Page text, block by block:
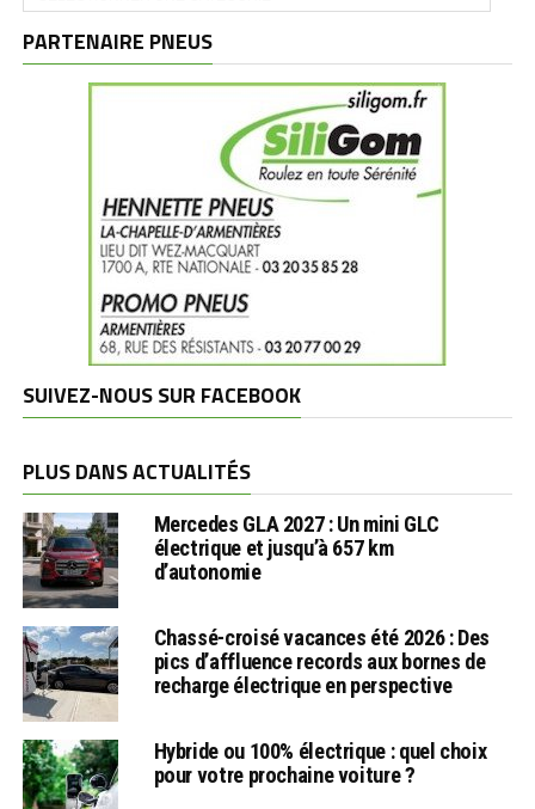
et
PARTENAIRE PNEUS
SUIVEZ-NOUS SUR FACEBOOK
PLUS DANS ACTUALITÉS
Mercedes GLA 2027 : Un mini GLC
électrique et jusqu’à 657 km
d’autonomie
Chassé-croisé vacances été 2026 : Des
pics d’affluence records aux bornes de
recharge électrique en perspective
Hybride ou 100% électrique : quel choix
pour votre prochaine voiture ?